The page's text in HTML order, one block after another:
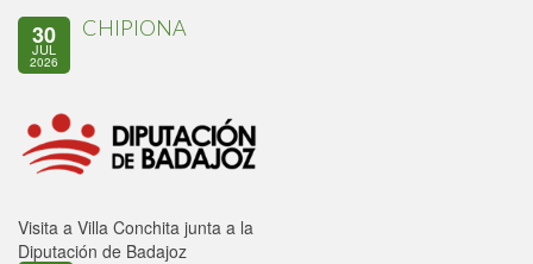
30
JUL
2026
CHIPIONA
Visita a Villa Conchita junta a la
Diputación de Badajoz